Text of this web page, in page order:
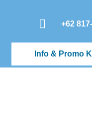
+62
Info & Promo